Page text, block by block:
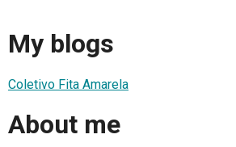
My blogs
Coletivo Fita Amarela
About me